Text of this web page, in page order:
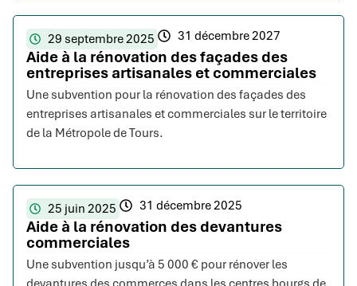
29 septembre 2025 31 décembre 2027
Aide à la rénovation des façades des
entreprises artisanales et commerciales
Une subvention pour la rénovation des façades des
entreprises artisanales et commerciales sur le territoire
de la Métropole de Tours.
25 juin 2025 31 décembre 2025
Aide à la rénovation des devantures
commerciales
Une subvention jusqu’à 5 000 € pour rénover les